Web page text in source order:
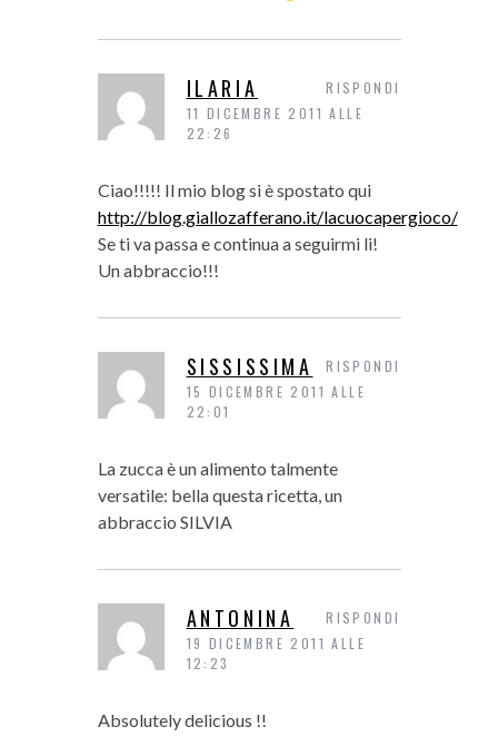
ILARIA
11 DICEMBRE 2011 ALLE
22:26
Ciao!!!!! Il mio blog si è spostato qui
http://blog.giallozafferano.it/lacuocapergioco/
Se ti va passa e continua a seguirmi li!
Un abbraccio!!!
RISPONDI
SISSISSIMA
15 DICEMBRE 2011 ALLE
22:01
La zucca è un alimento talmente
versatile: bella questa ricetta, un
abbraccio SILVIA
RISPONDI
ANTONINA
19 DICEMBRE 2011 ALLE
12:23
Absolutely delicious !!
RISPONDI